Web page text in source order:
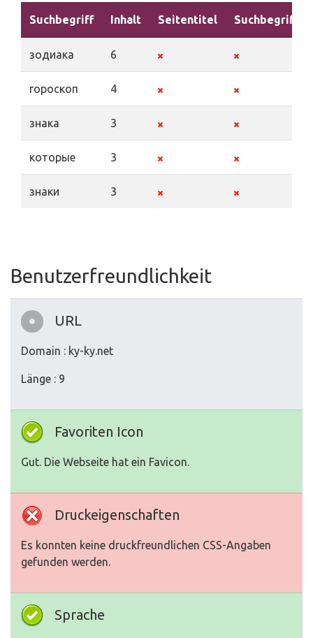
Suchbegriff Inhalt Seitentitel Suchbegriffe
зодиака 6
гороскоп 4
знака 3
которые 3
знаки 3
Benutzerfreundlichkeit
URL
Domain : ky-ky.net
Länge : 9
Favoriten Icon
Gut. Die Webseite hat ein Favicon.
Druckeigenschaften
Es konnten keine druckfreundlichen CSS-Angaben
gefunden werden.
Sprache